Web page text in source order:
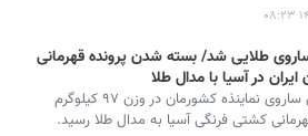
طلایی شد/ بسته شدن پرونده قهرمانی
ایران در آسیا با مدال طلا
محمدهادی ساروی نماینذه کشورمان در وزن ۹۷ کیلوگرم
کشتی فرنگی آسیا به مدال طلا رسید.